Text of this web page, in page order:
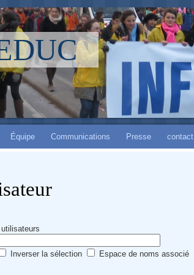
Équipe Communications Presse contact
Inverser la sélection
Espace de noms associé